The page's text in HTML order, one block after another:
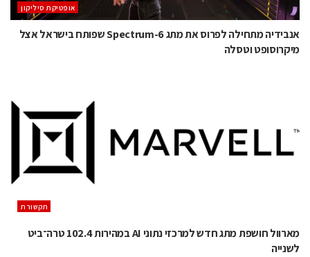
אופטיקת סיליקון
אנבידיה מתחילה לפרוס את מתג Spectrum-6 שפותח בישראל אצל
מיקרוסופט וטסלה
תקשורת
מארוול חושפת מתג חדש למרכזי נתוני AI במהירות 102.4 טרה־ביט
לשנייה